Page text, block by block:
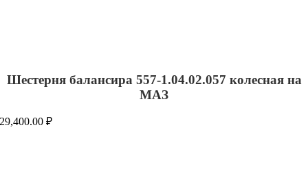
Шестерня балансира 557-1.04.02.057 колесная на
МАЗ
29,400.00₽